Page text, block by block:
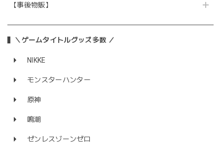
【事後物販】
＼ゲームタイトルグッズ多数 ／
NIKKE
モンスターハンター
原神
鳴潮
ゼンレスゾーンゼロ